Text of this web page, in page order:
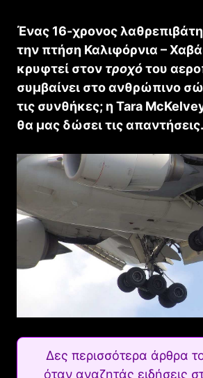
Ένας 16-χρονος
την πτήση Καλιφόρνια –
κρυφτεί στον τροχότου
συμβαίνει στο ανθρώπινο
τις συνθήκες; η Tara
θα μας δώσει τις απαντήσεις.
Δες περισσότερα άρθρα
όταν αναζητάς ειδήσεις